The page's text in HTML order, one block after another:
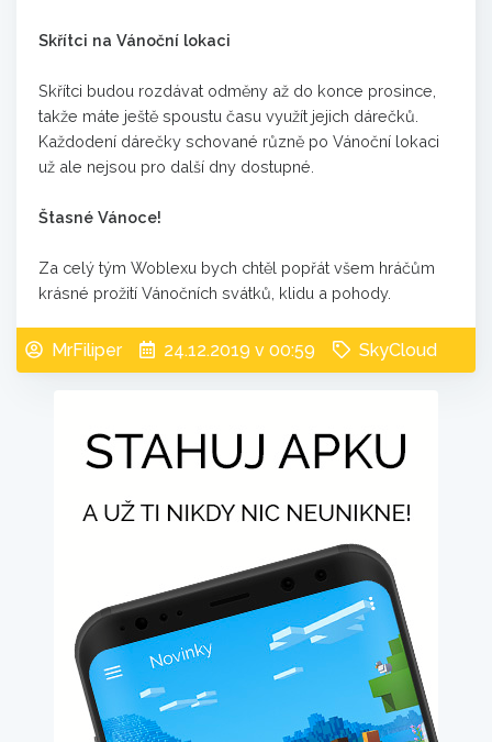
Skřítci na Vánoční lokaci
Skřítci budou rozdávat odměny až do konce prosince,
takže máte ještě spoustu času využít jejich dárečků.
Každodení dárečky schované různě po Vánoční lokaci
už ale nejsou pro další dny dostupné.
Štasné Vánoce!
Za celý tým Woblexu bych chtěl popřát všem hráčům
krásné prožití Vánočních svátků, klidu a pohody.
MrFiliper 24.12.2019 v 00:59 SkyCloud